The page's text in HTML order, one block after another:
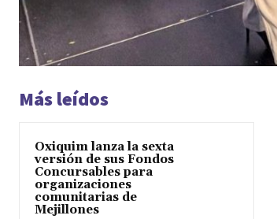
Más leídos
Oxiquim lanza la sexta
versión de sus Fondos
Concursables para
organizaciones
comunitarias de
Mejillones